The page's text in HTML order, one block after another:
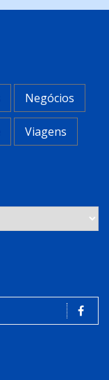
Negócios
Viagens